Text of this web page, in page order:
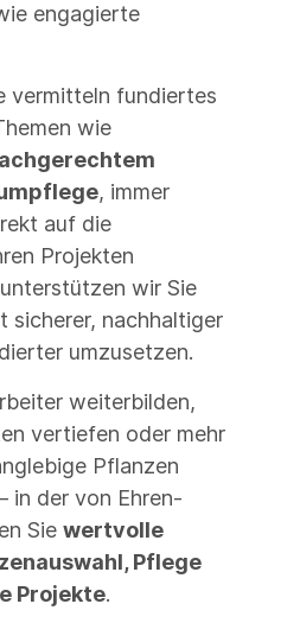
engagierte
vermitteln fundiertes
wie
, immer
auf die
Projekten
wir Sie
sicherer, nachhaltiger
umzusetzen.
weiterbilden,
vertiefen oder mehr
Pflanzen
in der von Ehren-
Sie wertvolle
Pflege
Projekte.